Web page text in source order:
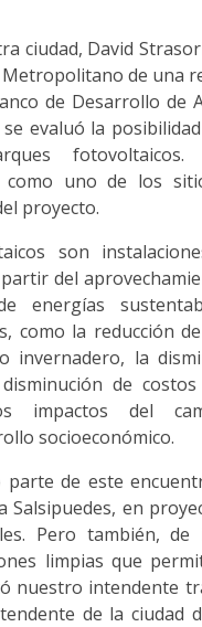
ciudad, David
de una
de Desarrollo de
evaluó la
como uno de los
proyecto.
son
del
energías
como la reducción
invernadero, la
de
impactos del
socioeconómico.
parte de este
en
Pero también,
limpias que
nuestro intendente
de la ciudad